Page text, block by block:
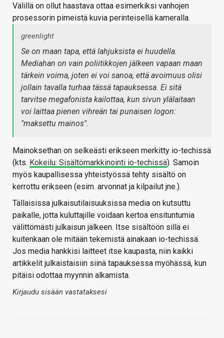
Välillä on ollut haastava ottaa esimerkiksi vanhojen
prosessorin pimeistä kuvia perinteisellä kameralla.
greenlight
Se on maan tapa, että lahjuksista ei huudella.
Mediahan on vain poliitikkojen jälkeen vapaan maan
tärkein voima, joten ei voi sanoa, että avoimuus olisi
jollain tavalla turhaa tässä tapauksessa. Ei sitä
tarvitse megafonista kailottaa, kun sivun ylälaitaan
voi laittaa pienen vihreän tai punaisen logon:
"maksettu mainos".
Mainoksethan on selkeästi erikseen merkitty io-techissä
(kts. Kokeilu: Sisältömarkkinointi io-techissä). Samoin
myös kaupallisessa yhteistyössä tehty sisältö on
kerrottu erikseen (esim. arvonnat ja kilpailut jne.).
Tällaisissa julkaisutilaisuuksissa media on kutsuttu
paikalle, jotta kuluttajille voidaan kertoa ensituntumia
välittömästi julkaisun jälkeen. Itse sisältöön sillä ei
kuitenkaan ole mitään tekemistä ainakaan io-techissä.
Jos media hankkisi laitteet itse kaupasta, niin kaikki
artikkelit julkaistaisiin siinä tapauksessa myöhässä, kun
pitäisi odottaa myynnin alkamista.
Kirjaudu sisään vastataksesi